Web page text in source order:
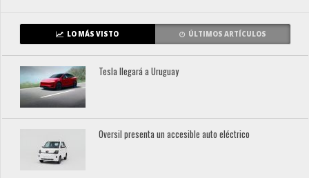
LO MÁS VISTO ÚLTIMOS ARTÍCULOS
Tesla llegará a Uruguay
Oversil presenta un accesible auto eléctrico